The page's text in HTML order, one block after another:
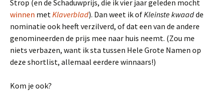
Strop (en de Schaduwprijs, die ik vier jaar geleden mocht
winnen metKlaverblad). Dan weet ik ofKleinste kwaadde
nominatie ook heeft verzilverd, of dat een van de andere
genomineerden de prijs mee naar huis neemt. (Zou me
niets verbazen, want ik sta tussen Hele Grote Namen op
deze shortlist, allemaal eerdere winnaars!)
Kom je ook?